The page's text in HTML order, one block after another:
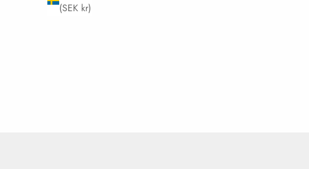
(SEK kr)